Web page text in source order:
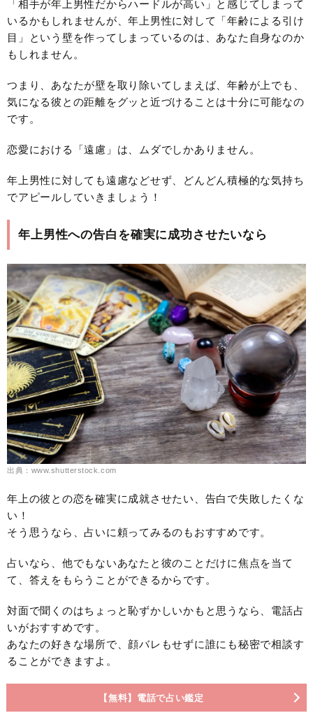
「相手が年上男性だからハードルが高い」と感じてしまって
いるかもしれませんが、年上男性に対して「年齢による引け
目」という壁を作ってしまっているのは、あなた自身なのか
もしれません。
つまり、あなたが壁を取り除いてしまえば、年齢が上でも、
気になる彼との距離をグッと近づけることは十分に可能なの
です。
恋愛における「遠慮」は、ムダでしかありません。
年上男性に対しても遠慮などせず、どんどん積極的な気持ち
でアピールしていきましょう！
年上男性への告白を確実に成功させたいなら
出典：www.shutterstock.com
年上の彼との恋を確実に成就させたい、告白で失敗したくな
い！
そう思うなら、占いに頼ってみるのもおすすめです。
占いなら、他でもないあなたと彼のことだけに焦点を当て
て、答えをもらうことができるからです。
対面で聞くのはちょっと恥ずかしいかもと思うなら、電話占
いがおすすめです。
あなたの好きな場所で、顔バレもせずに誰にも秘密で相談す
ることができますよ。
【無料】電話で占い鑑定